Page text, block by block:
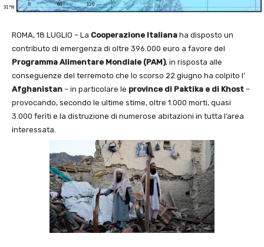
ROMA, 18 LUGLIO – La Cooperazione Italiana ha disposto un
contributo di emergenza di oltre 396.000 euro a favore del
Programma Alimentare Mondiale (PAM), in risposta alle
conseguenze del terremoto che lo scorso 22 giugno ha colpito l’
Afghanistan – in particolare le province di Paktika e di Khost –
provocando, secondo le ultime stime, oltre 1.000 morti, quasi
3.000 feriti e la distruzione di numerose abitazioni in tutta l’area
interessata.